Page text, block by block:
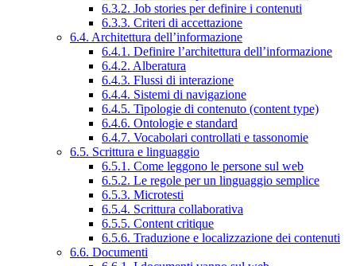
6.3.2. Job stories per definire i contenuti
6.3.3. Criteri di accettazione
6.4. Architettura dell’informazione
6.4.1. Definire l’architettura dell’informazione
6.4.2. Alberatura
6.4.3. Flussi di interazione
6.4.4. Sistemi di navigazione
6.4.5. Tipologie di contenuto (content type)
6.4.6. Ontologie e standard
6.4.7. Vocabolari controllati e tassonomie
6.5. Scrittura e linguaggio
6.5.1. Come leggono le persone sul web
6.5.2. Le regole per un linguaggio semplice
6.5.3. Microtesti
6.5.4. Scrittura collaborativa
6.5.5. Content critique
6.5.6. Traduzione e localizzazione dei contenuti
6.6. Documenti